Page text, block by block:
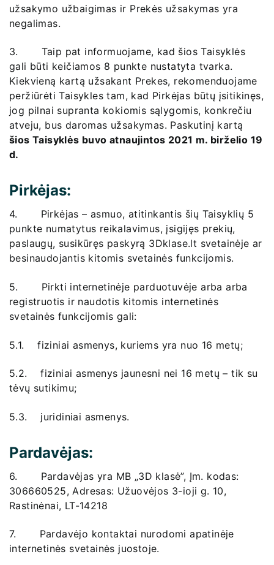
užsakymo užbaigimas ir Prekės užsakymas yra
negalimas.
3. Taip pat informuojame, kad šios Taisyklės
gali būti keičiamos 8 punkte nustatyta tvarka.
Kiekvieną kartą užsakant Prekes, rekomenduojame
peržiūrėti Taisykles tam, kad Pirkėjas būtų įsitikinęs,
jog pilnai supranta kokiomis sąlygomis, konkrečiu
atveju, bus daromas užsakymas. Paskutinį kartą
šios Taisyklės buvo atnaujintos 2021 m. birželio 19
d.
Pirkėjas:
4. Pirkėjas – asmuo, atitinkantis šių Taisyklių 5
punkte numatytus reikalavimus, įsigijęs prekių,
paslaugų, susikūręs paskyrą 3Dklase.lt svetainėje ar
besinaudojantis kitomis svetainės funkcijomis.
5. Pirkti internetinėje parduotuvėje arba arba
registruotis ir naudotis kitomis internetinės
svetainės funkcijomis gali:
5.1. fiziniai asmenys, kuriems yra nuo 16 metų;
5.2. fiziniai asmenys jaunesni nei 16 metų – tik su
tėvų sutikimu;
5.3. juridiniai asmenys.
Pardavėjas:
6. Pardavėjas yra MB „3D klasė”, Įm. kodas:
306660525, Adresas: Užuovėjos 3-ioji g. 10,
Rastinėnai, LT-14218
7. Pardavėjo kontaktai nurodomi apatinėje
internetinės svetainės juostoje.